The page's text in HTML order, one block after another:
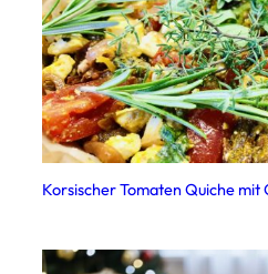
Korsischer Tomaten Quiche mit